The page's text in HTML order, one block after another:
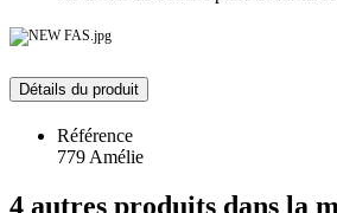
Détails du produit
Référence
779 Amélie
4 autres produits dans la